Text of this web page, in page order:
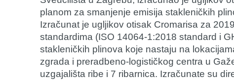
planom za smanjenje emisija stakleničkih
Izračunat je ugljikov otisak Cromarisa za
standardima (ISO 14064-1:2018 standard i
stakleničkih plinova koje nastaju na
zgrada i preradbeno-logističkog centra u
uzgajališta ribe i 7 ribarnica. Izračunate su